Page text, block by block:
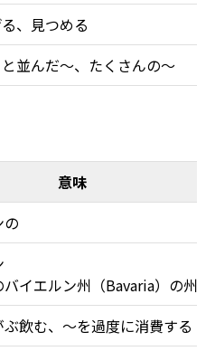
、見つめる
並んだ～、たくさんの～
意味
の
イエルン州（Bavaria）の州
飲む、～を過度に消費する